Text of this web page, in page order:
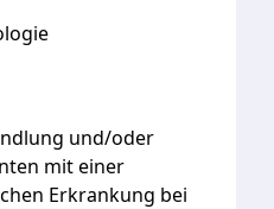
und/oder
miteiner
Erkrankung bei